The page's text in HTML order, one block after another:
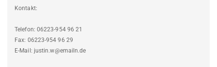
Kontakt:
Telefon: 06223-954 96 21
Fax: 06223-954 96 29
E-Mail: justin.w@emailn.de